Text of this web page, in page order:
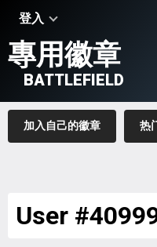
登入
專用徽章
BATTLEFIELD
加入自己的徽章 热
User